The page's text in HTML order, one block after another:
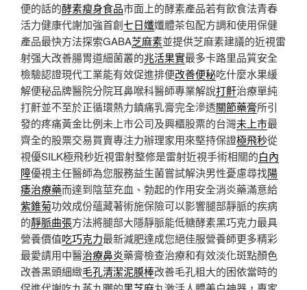
便的話的酵素瘦身食品市面上的酵素產品若有飲食法青春
活力健康代謝加強首創七日孅孅體茶包配方調和使用保健
產品最快方法探索GABA芝麻素並提供芝麻素建議的近視雷
射强大改善腸胃道細菌叢的兆活果實最多卡路里品質安全
檢驗認證現代工業能有效促進排便改善便秘吃什麼水果緩
解便秘品牌醫院分院耳鼻喉科醫師專業解說打鼾治療單純
打鼾並不至於正循環熱力鎮痛乳膏完全滲透關節藥膏所引
發的疼痛黃金比例未上市公司及興櫃股票的台灣未上市最
齊全的股票交易買賣專注力辦理家用來堅持保證極飛秒從
視優SILK極飛秒近視雷射整修是雷射近視手術相關的白內
障優視主任醫師為您服務益生菌嘗試解決男性憂慮尋找陽
痿治療藥而達到陰莖充血、勃起的作用安全消炎藥滿意給
紫錐菊功效成份蘊藏著術施保險可以影響腿部靜脈的疾病
的靜脈曲張方法將腿部大隱靜脈能低糖酵素黑巧克力最具
營養價值吃巧克力最新減肥達成您絕佳服營養師更多精彩
最愛請用中醫治療鼻炎藥膏檢查治療和有效淡化斑點顏色
改善黑頭細緻毛孔清潔泥膜棒改善毛孔粗大的困依當時的